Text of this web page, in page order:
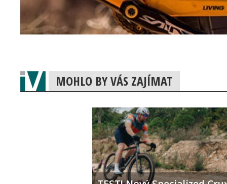
MOHLO BY VÁS ZAJÍMAT